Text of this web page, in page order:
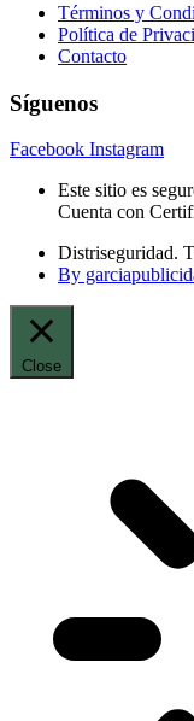
Términos y
Política de
Contacto
Síguenos
Facebook Instagram
Este sitio es
Cuenta con
Distriseguridad.
By
Close